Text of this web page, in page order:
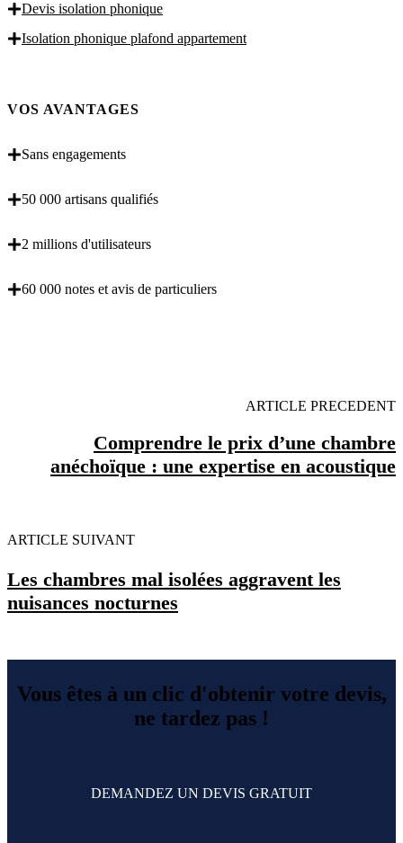
Devis isolation phonique
Isolation phonique plafond appartement
VOS AVANTAGES
Sans engagements
50 000 artisans qualifiés
2 millions d'utilisateurs
60 000 notes et avis de particuliers
ARTICLE PRECEDENT
Comprendre le prix d’une chambre
anéchoïque : une expertise en acoustique
ARTICLE SUIVANT
Les chambres mal isolées aggravent les
nuisances nocturnes
Vous êtes à un clic d'obtenir votre devis,
ne tardez pas !
DEMANDEZ UN DEVIS GRATUIT